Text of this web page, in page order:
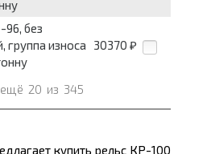
96, без
группа износа
30370 ₽
ещё 20 из 345
купить рельс КР-100